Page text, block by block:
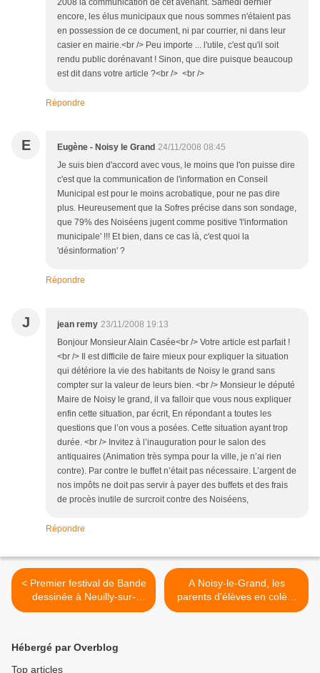
encore, les élus municipaux que nous sommes n'étaient pas
en possession de ce document, ni par courrier, ni dans leur
casier en mairie.<br /> Peu importe ... l'utile, c'est qu'il soit
rendu public dorénavant ! Sinon, que dire puisque beaucoup
est dit dans votre article ?<br /> <br />
Répondre
E Eugène - Noisy le Grand 24/11/2008 08:45
Je suis bien d'accord avec vous, le moins que l'on puisse dire
c'est que la communication de l'information en Conseil
Municipal est pour le moins acrobatique, pour ne pas dire
plus. Heureusement que la Sofres précise dans son sondage,
que 79% des Noiséens jugent comme positive 'l'information
municipale' !!! Et bien, dans ce cas là, c'est quoi la
'désinformation' ?
Répondre
J jean remy 23/11/2008 19:13
Bonjour Monsieur Alain Casée<br /> Votre article est parfait !
<br /> Il est difficile de faire mieux pour expliquer la situation
qui détériore la vie des habitants de Noisy le grand sans
compter sur la valeur de leurs bien. <br /> Monsieur le député
Maire de Noisy le grand, il va falloir que vous nous expliquer
enfin cette situation, par écrit, En répondant a toutes les
questions que l’on vous a posées. Cette situation ayant trop
durée. <br /> Invitez à l’inauguration pour le salon des
antiquaires (Animation très sympa pour la ville, je n’ai rien
contre). Par contre le buffet n’était pas nécessaire. L’argent de
nos impôts ne doit pas servir à payer des buffets et des frais
de procès inutile de surcroit contre des Noiséens,
Répondre
< Premier festival de Bande
dessinée à Neuilly-sur-
Marne
A Noisy-le-Grand, les
parents d'élèves en colère
>
Hébergé par Overblog
Top articles